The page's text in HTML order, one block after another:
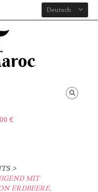
Deutsch
€
>
MIT
ERDBEERE,